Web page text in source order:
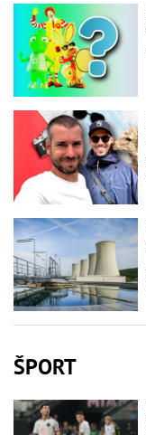
ŠPORT